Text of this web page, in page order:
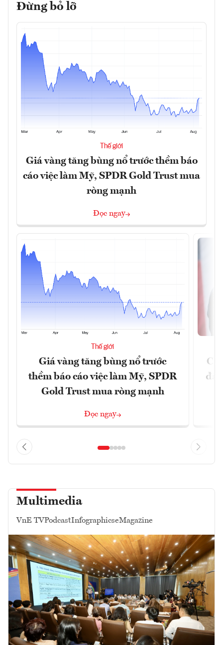
Đừng bỏ lỡ
Thế giới
Giá vàng tăng bùng nổ trước thềm báo
cáo việc làm Mỹ, SPDR Gold Trust mua
ròng mạnh
Đọc ngay
Thế giới
Giá vàng tăng bùng nổ trước
thềm báo cáo việc làm Mỹ, SPDR
Gold Trust mua ròng mạnh
Đọc ngay
đã
Multimedia
VnE TVPodcastInfographicseMagazine